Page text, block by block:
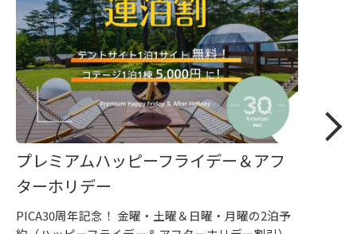
プレミアムハッピーフライデー＆アフ
ターホリデー
PICA30周年記念！ 金曜・土曜＆日曜・月曜の2泊予